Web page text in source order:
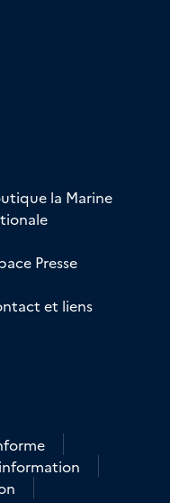
la Marine
Presse
et liens
marine recrute
La marine recrute
La marine
La marine
au compte La